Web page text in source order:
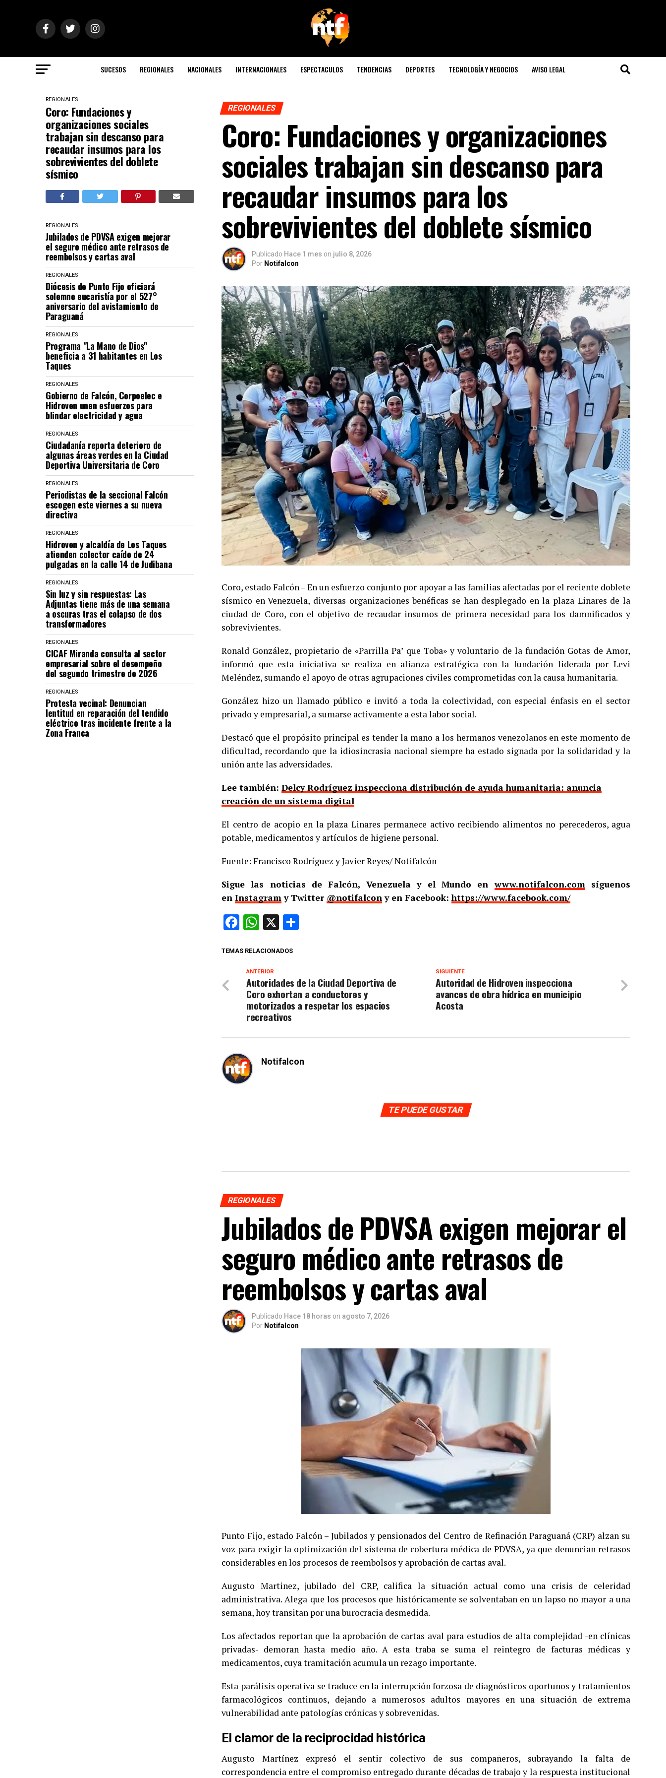
SUCESOS REGIONALES NACIONALES INTERNACIONALES ESPECTACULOS TENDENCIAS DEPORTES TECNOLOGÍA Y NEGOCIOS AVISO LEGAL
REGIONALES
Coro: Fundaciones y
organizaciones sociales
trabajan sin descanso para
recaudar insumos para los
sobrevivientes del doblete
sísmico
REGIONALES
Jubilados de PDVSA exigen mejorar
el seguro médico ante retrasos de
reembolsos y cartas aval
REGIONALES
Diócesis de Punto Fijo oficiará
solemne eucaristía por el 527°
aniversario del avistamiento de
Paraguaná
REGIONALES
Programa "La Mano de Dios"
beneficia a 31 habitantes en Los
Taques
REGIONALES
Gobierno de Falcón, Corpoelec e
Hidroven unen esfuerzos para
blindar electricidad y agua
REGIONALES
Ciudadanía reporta deterioro de
algunas áreas verdes en la Ciudad
Deportiva Universitaria de Coro
REGIONALES
Periodistas de la seccional Falcón
escogen este viernes a su nueva
directiva
REGIONALES
Hidroven y alcaldía de Los Taques
atienden colector caído de 24
pulgadas en la calle 14 de Judibana
REGIONALES
Sin luz y sin respuestas: Las
Adjuntas tiene más de una semana
a oscuras tras el colapso de dos
transformadores
REGIONALES
CICAF Miranda consulta al sector
empresarial sobre el desempeño
del segundo trimestre de 2026
REGIONALES
Protesta vecinal: Denuncian
lentitud en reparación del tendido
eléctrico tras incidente frente a la
Zona Franca
REGIONALES
Coro: Fundaciones y organizaciones
sociales trabajan sin descanso para
recaudar insumos para los
sobrevivientes del doblete sísmico
Publicado Hace 1 mes on julio 8, 2026
Por Notifalcon
Coro, estado Falcón – En un esfuerzo conjunto por apoyar a las familias afectadas por el reciente doblete
sísmico en Venezuela, diversas organizaciones benéficas se han desplegado en la plaza Linares de la
ciudad de Coro, con el objetivo de recaudar insumos de primera necesidad para los damnificados y
sobrevivientes.
Ronald González, propietario de «Parrilla Pa’ que Toba» y voluntario de la fundación Gotas de Amor,
informó que esta iniciativa se realiza en alianza estratégica con la fundación liderada por Levi
Meléndez, sumando el apoyo de otras agrupaciones civiles comprometidas con la causa humanitaria.
González hizo un llamado público e invitó a toda la colectividad, con especial énfasis en el sector
privado y empresarial, a sumarse activamente a esta labor social.
Destacó que el propósito principal es tender la mano a los hermanos venezolanos en este momento de
dificultad, recordando que la idiosincrasia nacional siempre ha estado signada por la solidaridad y la
unión ante las adversidades.
Lee también: Delcy Rodríguez inspecciona distribución de ayuda humanitaria: anuncia
creación de un sistema digital
El centro de acopio en la plaza Linares permanece activo recibiendo alimentos no perecederos, agua
potable, medicamentos y artículos de higiene personal.
Fuente: Francisco Rodríguez y Javier Reyes/ Notifalcón
Sigue las noticias de Falcón, Venezuela y el Mundo enwww.notifalcon.comsíguenos
en Instagramy Twitter @notifalcony en Facebook:https://www.facebook.com/
Facebook
WhatsApp
X
TEMAS RELACIONADOS
SIGUIENTE
Autoridad de Hidroven inspecciona
avances de obra hídrica en municipio
Acosta
ANTERIOR
Autoridades de la Ciudad Deportiva de
Coro exhortan a conductores y
motorizados a respetar los espacios
recreativos
Notifalcon
TE PUEDE GUSTAR
REGIONALES
Jubilados de PDVSA exigen mejorar el
seguro médico ante retrasos de
reembolsos y cartas aval
Publicado Hace 18 horas on agosto 7, 2026
Por Notifalcon
Punto Fijo, estado Falcón – Jubilados y pensionados del Centro de Refinación Paraguaná (CRP) alzan su
voz para exigir la optimización del sistema de cobertura médica de PDVSA, ya que denuncian retrasos
considerables en los procesos de reembolsos y aprobación de cartas aval.
Augusto Martinez, jubilado del CRP, califica la situación actual como una crisis de celeridad
administrativa. Alega que los procesos que históricamente se solventaban en un lapso no mayor a una
semana, hoy transitan por una burocracia desmedida.
Los afectados reportan que la aprobación de cartas aval para estudios de alta complejidad -en clínicas
privadas- demoran hasta medio año. A esta traba se suma el reintegro de facturas médicas y
medicamentos, cuya tramitación acumula un rezago importante.
Esta parálisis operativa se traduce en la interrupción forzosa de diagnósticos oportunos y tratamientos
farmacológicos continuos, dejando a numerosos adultos mayores en una situación de extrema
vulnerabilidad ante patologías crónicas y sobrevenidas.
El clamor de la reciprocidad histórica
Augusto Martínez expresó el sentir colectivo de sus compañeros, subrayando la falta de
correspondencia entre el compromiso entregado durante décadas de trabajo y la respuesta institucional